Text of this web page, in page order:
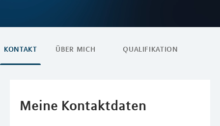
KONTAKT ÜBER MICH QUALIFIKATION
Meine Kontaktdaten